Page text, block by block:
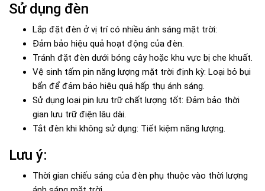
Sử dụng đèn
Lắp đặt đèn ở vị trí có nhiều ánh sáng mặt trời:
Đảm bảo hiệu quả hoạt động của đèn.
Tránh đặt đèn dưới bóng cây hoặc khu vực bị che khuất.
Vệ sinh tấm pin năng lượng mặt trời định kỳ: Loại bỏ bụi
bẩn để đảm bảo hiệu quả hấp thụ ánh sáng.
Sử dụng loại pin lưu trữ chất lượng tốt: Đảm bảo thời
gian lưu trữ điện lâu dài.
Tắt đèn khi không sử dụng: Tiết kiệm năng lượng.
Lưu ý:
Thời gian chiếu sáng của đèn phụ thuộc vào thời lượng